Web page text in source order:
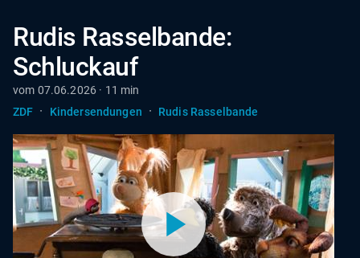
Rudis Rasselbande:
Schluckauf
vom 07.06.2026 · 11 min
ZDF · Kindersendungen · Rudis Rasselbande